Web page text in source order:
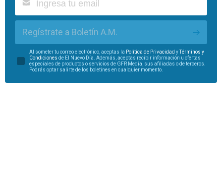
Regístrate a Boletín A.M.
Al someter tu correo electrónico, aceptas la Política de Privacidad y
Términos y
Condiciones de El Nuevo Día. Además, aceptas recibir información u ofertas
especiales de productos o servicios de GFR Media, sus afiliadas o de terceros.
Podrás optar salirte de los boletines en cualquier momento.